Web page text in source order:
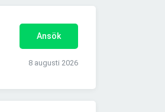
Ansök
8 augusti 2026